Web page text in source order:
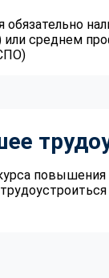
обязательно
среднем
повышения